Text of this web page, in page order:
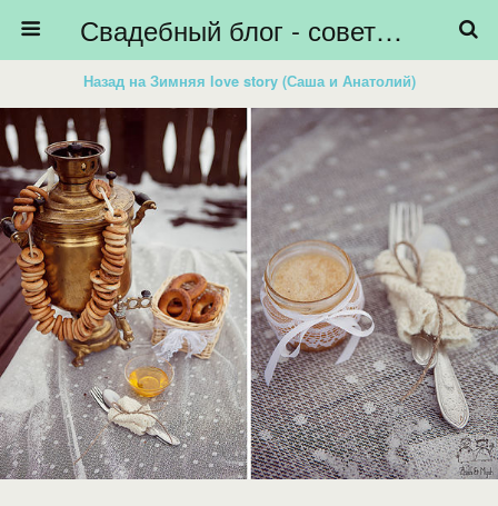
Свадебный блог - советы невестам, подготовка к свадьбе - HiBride
Назад на Зимняя love story (Саша и Анатолий)